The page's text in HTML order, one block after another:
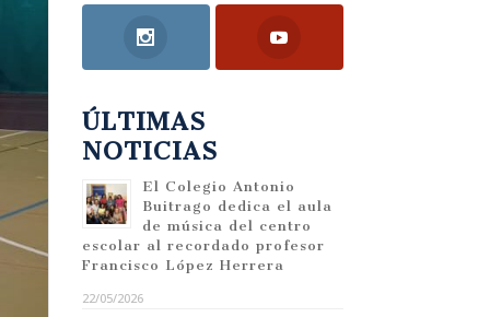
ÚLTIMAS
NOTICIAS
El Colegio Antonio
Buitrago dedica el aula
de música del centro
escolar al recordado profesor
Francisco López Herrera
22/05/2026